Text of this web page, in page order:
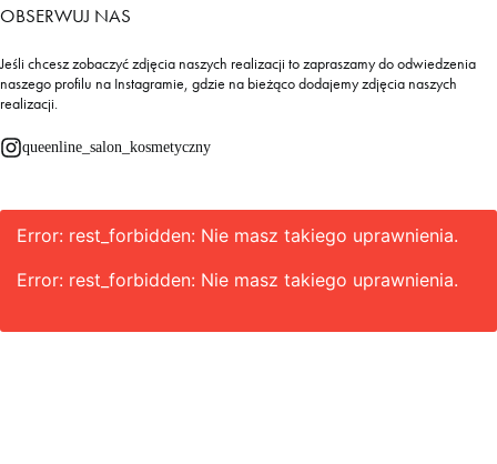
OBSERWUJ NAS
Jeśli chcesz zobaczyć zdjęcia naszych realizacji to zapraszamy do odwiedzenia
naszego profilu na Instagramie, gdzie na bieżąco dodajemy zdjęcia naszych
realizacji.
queenline_salon_kosmetyczny
Error: rest_forbidden: Nie masz takiego uprawnienia.
Error: rest_forbidden: Nie masz takiego uprawnienia.